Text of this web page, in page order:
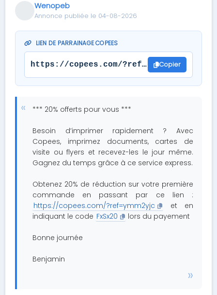
Wenopeb
Annonce publiée le 04-08-2026
LIEN DE PARRAINAGE COPEES
https://copees.com/?ref=ymm2yjc
Copier
*** 20% offerts pour vous ***
Besoin d’imprimer rapidement ? Avec
Copees, imprimez documents, cartes de
visite ou flyers et recevez-les le jour même.
Gagnez du temps grâce à ce service express.
Obtenez 20% de réduction sur votre première
commande en passant par ce lien :
https://copees.com/?ref=ymm2yjc
et en
indiquant le code FxSx20 lors du payement
Bonne journée
Benjamin